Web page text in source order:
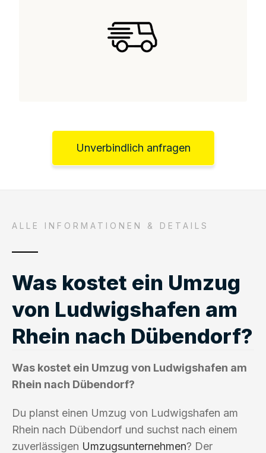
Unverbindlich anfragen
ALLE INFORMATIONEN & DETAILS
Was kostet ein Umzug
von Ludwigshafen am
Rhein nach Dübendorf?
Was kostet ein Umzug von Ludwigshafen am
Rhein nach Dübendorf?
Du planst einen Umzug von Ludwigshafen am
Rhein nach Dübendorf und suchst nach einem
zuverlässigen Umzugsunternehmen? Der